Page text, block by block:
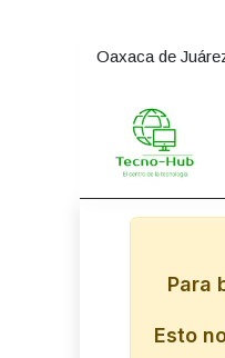
Oaxaca de
Para
Esto